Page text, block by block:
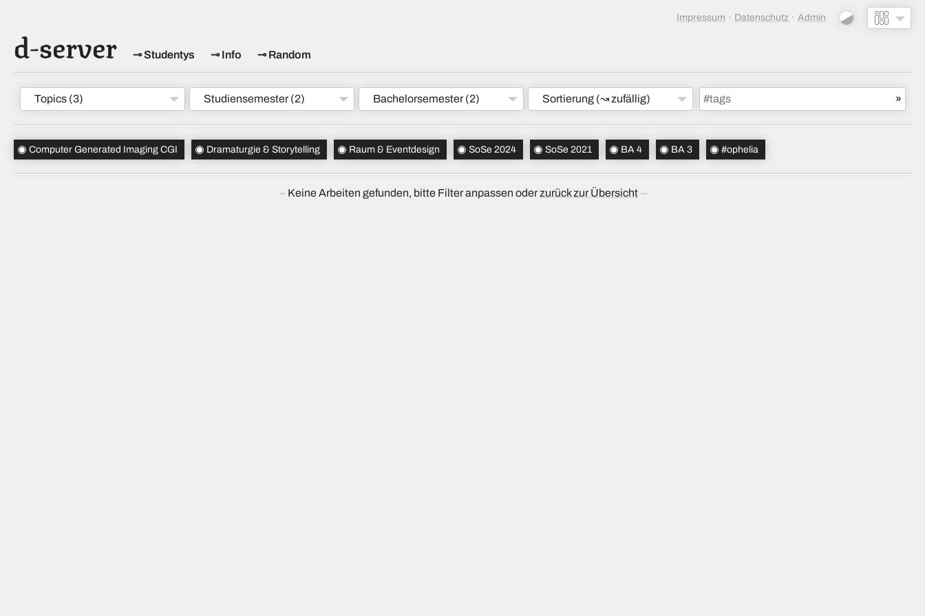
d-server Studentys Info Random
Impressum Datenschutz Admin
Topics (3) Studiensemester (2) Bachelorsemester (2) Sortierung (↝ zufällig)
Computer Generated Imaging CGI Dramaturgie & Storytelling Raum & Eventdesign SoSe 2024 SoSe 2021 BA 4 BA 3 #ophelia
Keine Arbeiten gefunden, bitte Filter anpassen oderzurück zur Übersicht